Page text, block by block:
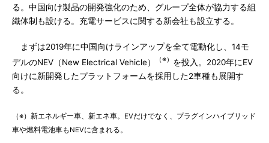
る。中国向け製品の開発強化のため、グループ全体が協力する組
織体制も設ける。充電サービスに関する新会社も設立する。
まずは2019年に中国向けラインアップを全て電動化し、14モ
デルのNEV（New Electrical Vehicle）
（※） を投入。2020年にEV
向けに新開発したプラットフォームを採用した2車種も展開す
る。
（※）新エネルギー車、新エネ車。EVだけでなく、プラグインハイブリッド
車や燃料電池車もNEVに含まれる。